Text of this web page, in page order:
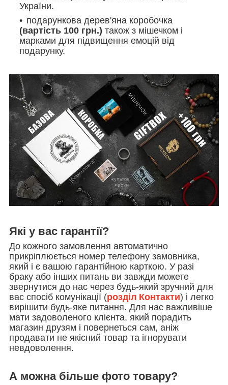
України.
подарункова дерев'яна коробочка
(вартість 100 грн.) також з мішечком і
марками для підвищення емоцій від
подарунку.
Які у вас гарантії?
До кожного замовлення автоматично
прикріплюється номер телефону замовника,
який і є вашою гарантійною карткою. У разі
браку або інших питань ви завжди можете
звернутися до нас через будь-який зручний для
вас спосіб комунікації (розділ Контакти) і легко
вирішити будь-яке питання. Для нас важливіше
мати задоволеного клієнта, який порадить
магазин друзям і повернеться сам, аніж
продавати не якісний товар та ігнорувати
невдоволення.
А можна більше фото товару?